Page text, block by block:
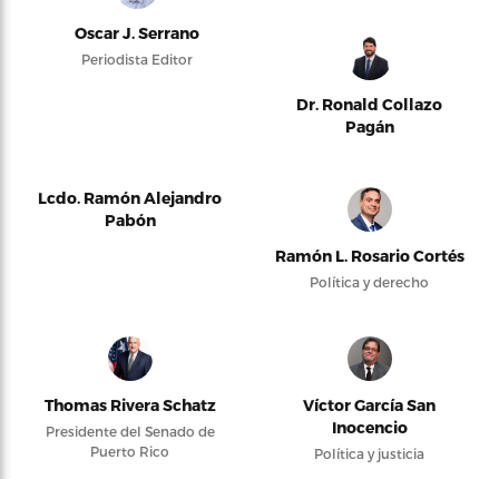
Oscar J. Serrano
Periodista Editor
Dr. Ronald Collazo
Pagán
Lcdo. Ramón Alejandro
Pabón
Ramón L. Rosario Cortés
Política y derecho
Thomas Rivera Schatz
Presidente del Senado de
Puerto Rico
Víctor García San
Inocencio
Política y justicia